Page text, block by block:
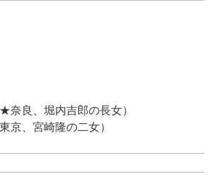
良、堀内吉郎の長女）
、宮崎隆の二女）